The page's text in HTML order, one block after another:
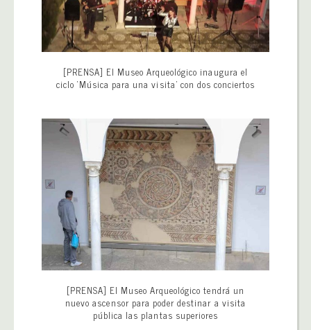
[PRENSA] El Museo Arqueológico inaugura el
ciclo ‘Música para una visita’ con dos conciertos
[PRENSA] El Museo Arqueológico tendrá un
nuevo ascensor para poder destinar a visita
pública las plantas superiores